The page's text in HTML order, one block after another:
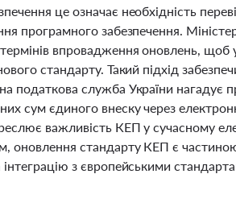
це означає необхідність
програмного забезпечення.
впровадження оновлень, щоб
стандарту. Такий підхід
податкова служба України нагадує
сум єдиного внеску через
важливість КЕП у сучасному
стандарту КЕП є
з європейськими